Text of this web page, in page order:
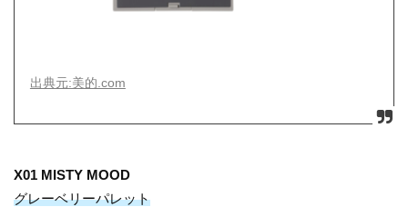
出典元:美的.com
X01 MISTY MOOD
グレーベリーパレット